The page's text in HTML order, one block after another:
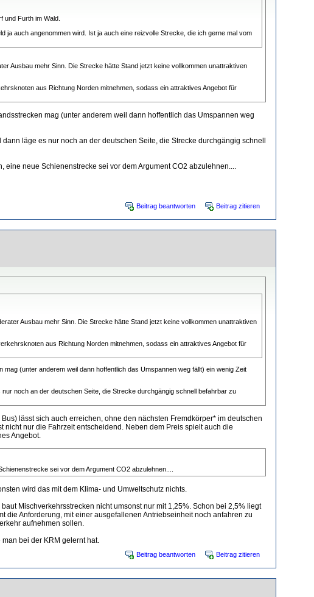
und Furth im Wald.
ja auch angenommen wird. Ist ja auch eine reizvolle Strecke, die ich gerne mal vom
Ausbau mehr Sinn. Die Strecke hätte Stand jetzt keine vollkommen unattraktiven
aus Richtung Norden mitnehmen, sodass ein attraktives Angebot für
mag (unter anderem weil dann hoffentlich das Umspannen weg
läge es nur noch an der deutschen Seite, die Strecke durchgängig schnell
neue Schienenstrecke sei vor dem Argument CO2 abzulehnen....
Beitrag beantworten Beitrag zitieren
Ausbau mehr Sinn. Die Strecke hätte Stand jetzt keine vollkommen unattraktiven
aus Richtung Norden mitnehmen, sodass ein attraktives Angebot für
(unter anderem weil dann hoffentlich das Umspannen weg fällt) ein wenig Zeit
noch an der deutschen Seite, die Strecke durchgängig schnell befahrbar zu
lässt sich auch erreichen, ohne den nächsten Fremdkörper* im deutschen
nur die Fahrzeit entscheidend. Neben dem Preis spielt auch die
Angebot.
sei vor dem Argument CO2 abzulehnen....
wird das mit dem Klima- und Umweltschutz nichts.
Mischverkehrsstrecken nicht umsonst nur mit 1,25%. Schon bei 2,5% liegt
Anforderung, mit einer ausgefallenen Antriebseinheit noch anfahren zu
aufnehmen sollen.
bei der KRM gelernt hat.
Beitrag beantworten Beitrag zitieren